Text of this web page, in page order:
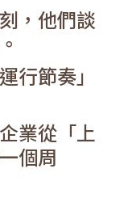
，他們談
行節奏」
業從「上
個周